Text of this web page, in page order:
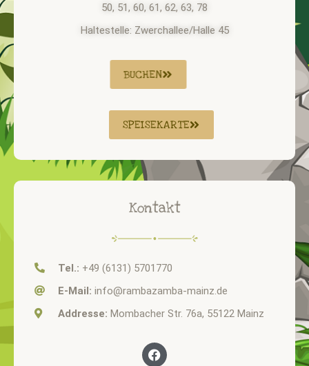
50, 51, 60, 61, 62, 63, 78
Haltestelle: Zwerchallee/Halle 45
BUCHEN
SPEISEKARTE
Kontakt
Tel.: +49 (6131) 5701770
E-Mail: info@rambazamba-mainz.de
Addresse: Mombacher Str. 76a, 55122 Mainz